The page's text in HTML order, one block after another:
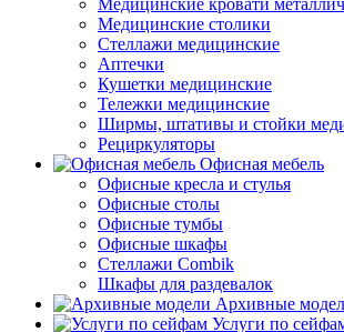
Медицинские кровати
Медицинские столики
Стеллажи медицинские
Аптечки
Кушетки медицинские
Тележки медицинские
Ширмы, штативы и стойки
Рециркуляторы
Офисная мебель
Офисные кресла и стулья
Офисные столы
Офисные тумбы
Офисные шкафы
Стеллажи Combik
Шкафы для раздевалок
Архивные
Услуги по